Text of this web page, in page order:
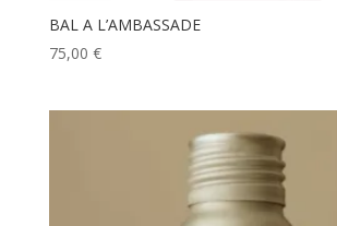
BAL A L’AMBASSADE
75,00 €